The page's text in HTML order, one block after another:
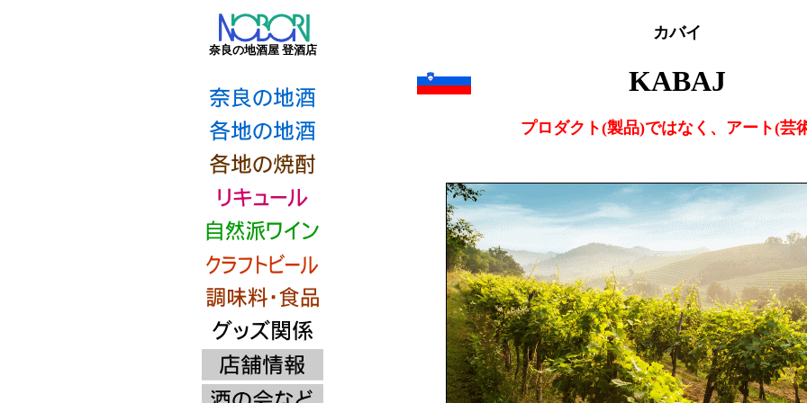
奈良の地酒屋 登酒店
カバイ
KABAJ
プロダクト(製品)ではなく、アート(芸